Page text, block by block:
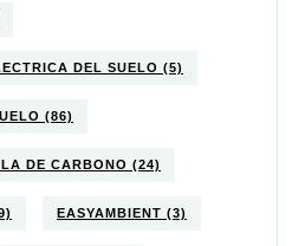
DEL SUELO (5)
(86)
DE CARBONO (24)
EASYAMBIENT (3)